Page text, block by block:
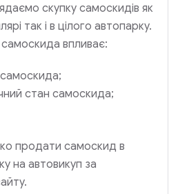
скупку самоскидів як
так і в цілого автопарку.
впливає:
стан самоскида;
продати самоскид в
на автовикуп за